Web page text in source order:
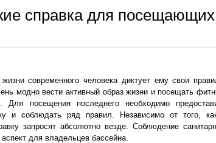
справка для посещающих
современного человека диктует ему свои
модно вести активный образ жизни и посещать
Для посещения последнего необходимо
и соблюдать ряд правил. Независимо от того,
запросят абсолютно везде. Соблюдение
для владельцев бассейна.